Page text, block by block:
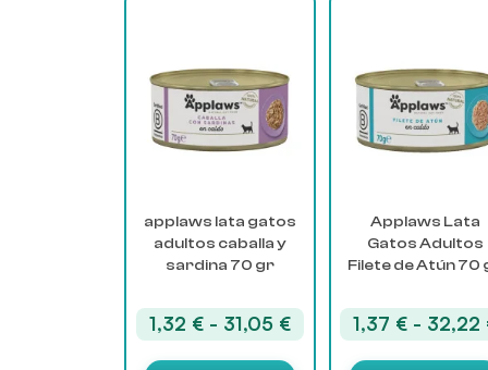
applaws lata gatos
adultos caballa y
sardina 70 gr
1,32 € - 31,05 €Rango
de
múltiples
variantes.
Las
opciones
elegir
de
producto
Applaws Lata
Gatos Adultos
Filete de Atún 70
1,37 € - 32,22
múltiples
variantes.
Las
opciones
elegir
la
de
producto